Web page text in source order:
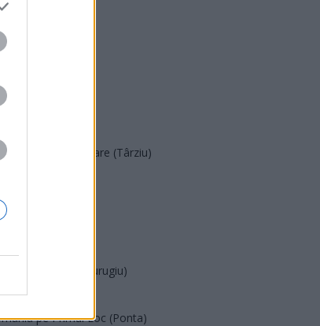
(Gavrilă)
Conservatoare (Târziu)
(D. Voiculescu)
(Pavelescu)
Patrioților (Surugiu)
(Coarnă)
pe Primul Loc (Ponta)